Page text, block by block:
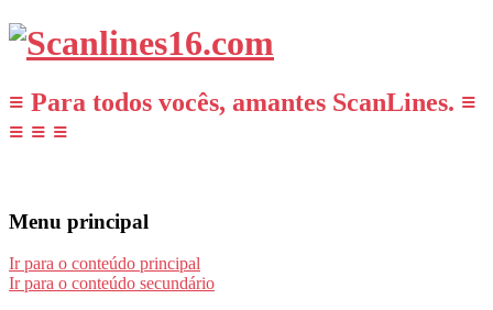
≡ Para todos vocês, amantes ScanLines. ≡
≡ ≡ ≡
Menu principal
Ir para o conteúdo principal
Ir para o conteúdo secundário